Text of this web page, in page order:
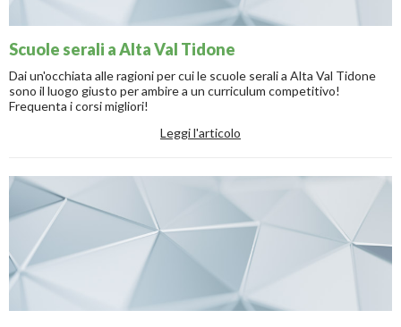
Scuole serali a Alta Val Tidone
Dai un'occhiata alle ragioni per cui le scuole serali a Alta Val Tidone
sono il luogo giusto per ambire a un curriculum competitivo!
Frequenta i corsi migliori!
Leggi l'articolo